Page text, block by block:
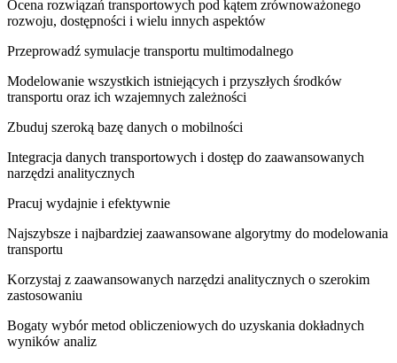
Ocena rozwiązań transportowych pod kątem zrównoważonego
rozwoju, dostępności i wielu innych aspektów
Przeprowadź symulacje transportu multimodalnego
Modelowanie wszystkich istniejących i przyszłych środków
transportu oraz ich wzajemnych zależności
Zbuduj szeroką bazę danych o mobilności
Integracja danych transportowych i dostęp do zaawansowanych
narzędzi analitycznych
Pracuj wydajnie i efektywnie
Najszybsze i najbardziej zaawansowane algorytmy do modelowania
transportu
Korzystaj z zaawansowanych narzędzi analitycznych o szerokim
zastosowaniu
Bogaty wybór metod obliczeniowych do uzyskania dokładnych
wyników analiz